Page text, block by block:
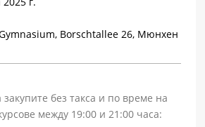
Borschtallee 26, Mюнхен
без такса и по време на
между 19:00 и 21:00 часа: